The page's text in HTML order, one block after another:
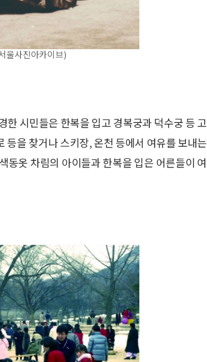
울사진아카이브)
시민들은 한복을 입고 경복궁과 덕수궁 등 고
을 찾거나 스키장, 온천 등에서 여유를 보내는
동옷 차림의 아이들과 한복을 입은 어른들이 여